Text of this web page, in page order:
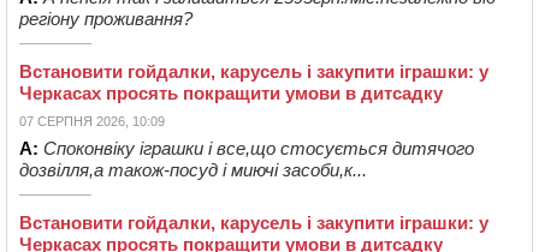
регіону проживання?
Встановити гойдалки, карусель і закупити іграшки: у
Черкасах просять покращити умови в дитсадку
07 СЕРПНЯ 2026, 10:09
А: Споконвіку іграшки і все,що стосується дитячого
дозвілля,а також-посуд і миючі засоби,к...
Встановити гойдалки, карусель і закупити іграшки: у
Черкасах просять покращити умови в дитсадку